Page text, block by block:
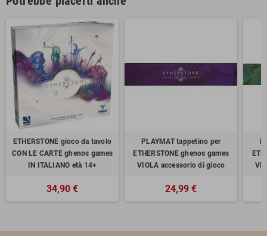
ETHERSTONE gioco da tavolo
CON LE CARTE ghenos games
IN ITALIANO età 14+
34,90 €
PLAYMAT tappetino per
ETHERSTONE ghenos games
VIOLA accessorio di gioco
24,99 €